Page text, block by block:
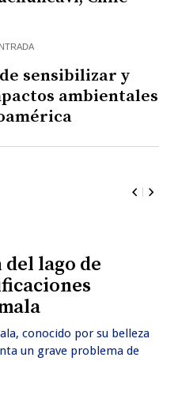
sensibilizar y
ambientales
lago de
conocido por su belleza
un grave problema de